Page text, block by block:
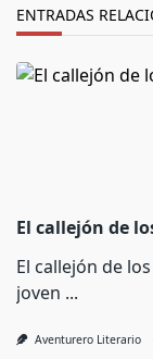
ENTRADAS
El callejón de
El callejón de
joven ...
Aventurero Literario